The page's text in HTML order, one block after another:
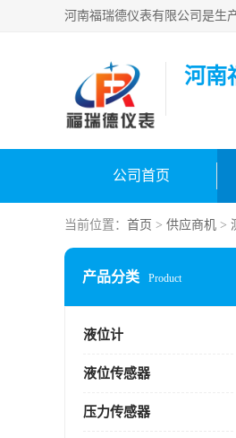
河南
公司首页
当前位置： 首页 > 供应商机 >
产品分类 Product
液位计
液位传感器
压力传感器